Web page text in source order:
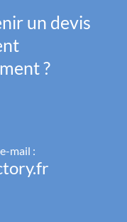
un devis
?
mail :